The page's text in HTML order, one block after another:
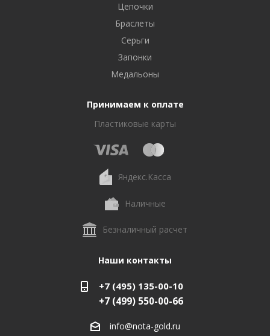
Цепочки
Браслеты
Серьги
Запонки
Медальоны
Принимаем к оплате
Пластиковые карты
Яндекс.Касса
Наличные
Безналичный расчет
Наши контакты
+7 (495) 135-00-10
+7 (499) 550-00-66
info@nota-gold.ru